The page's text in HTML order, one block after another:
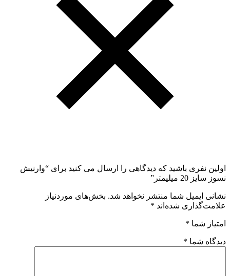
اولین نفری باشید که دیدگاهی را ارسال می کنید برای “وارنیش
نسوز سایز 20 میلیمتر”
نشانی ایمیل شما منتشر نخواهد شد. بخش‌های موردنیاز
علامت‌گذاری شده‌اند *
امتیاز شما *
دیدگاه شما *